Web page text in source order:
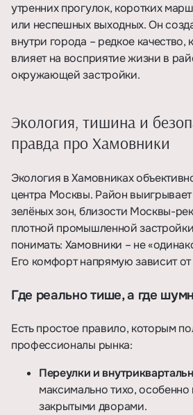
утренних прогулок, коротких
или неспешных выходных. Он
внутри города – редкое
влияет на восприятие жизни в
окружающей застройки.
Экология, тишина и
правда про Хамовники
Экология в Хамовниках
центра Москвы. Район выигрывает
зелёных зон, близости Москвы-
плотной промышленной
понимать: Хамовники – не
Его комфорт напрямую зависит
Где реально тише, а где
Есть простое правило, которым
профессионалы рынка:
Переулки и
максимально тихо, особенно
закрытыми дворами.